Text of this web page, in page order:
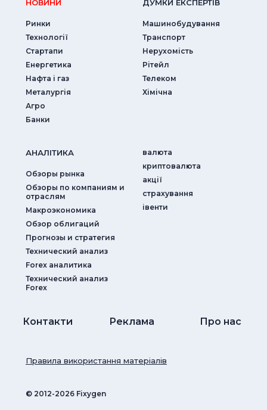
НОВИНИ
Ринки
Технології
Стартапи
Енергетика
Нафта і газ
Металургія
Агро
Банки
ДУМКИ ЕКСПЕРТIВ
Машинобудування
Транспорт
Нерухомість
Рітейл
Телеком
Хімічна
АНАЛIТИКА
Обзоры рынка
Обзоры по компаниям и
отраслям
Макроэкономика
Обзор облигаций
Прогнозы и стратегия
Технический анализ
Forex аналитика
Технический анализ
Forex
валюта
криптовалюта
акції
страхування
iвенти
Контакти Реклама Про нас
© ‎2012-2026 Fixygen
Правила використання матеріалів